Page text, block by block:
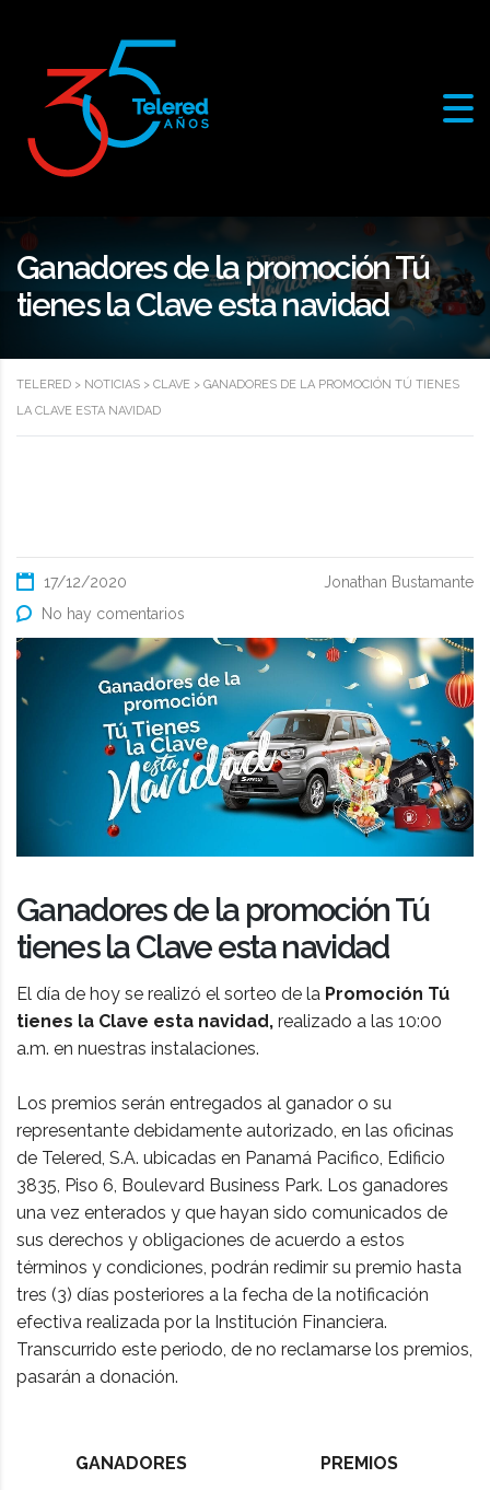
Ganadores de la promoción Tú
tienes la Clave esta navidad
TELERED > NOTICIAS > CLAVE > GANADORES DE LA PROMOCIÓN TÚ TIENES
LA CLAVE ESTA NAVIDAD
17/12/2020
Jonathan Bustamante
No hay comentarios
Ganadores de la promoción Tú
tienes la Clave esta navidad
El día de hoy se realizó el sorteo de la Promoción Tú
tienes la Clave esta navidad, realizado a las 10:00
a.m. en nuestras instalaciones.
Los premios serán entregados al ganador o su
representante debidamente autorizado, en las oficinas
de Telered, S.A. ubicadas en Panamá Pacifico, Edificio
3835, Piso 6, Boulevard Business Park. Los ganadores
una vez enterados y que hayan sido comunicados de
sus derechos y obligaciones de acuerdo a estos
términos y condiciones, podrán redimir su premio hasta
tres (3) días posteriores a la fecha de la notificación
efectiva realizada por la Institución Financiera.
Transcurrido este periodo, de no reclamarse los premios,
pasarán a donación.
GANADORES PREMIOS